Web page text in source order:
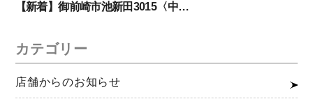
【新着】御前崎市池新田3015〈中…
カテゴリー
店舗からのお知らせ